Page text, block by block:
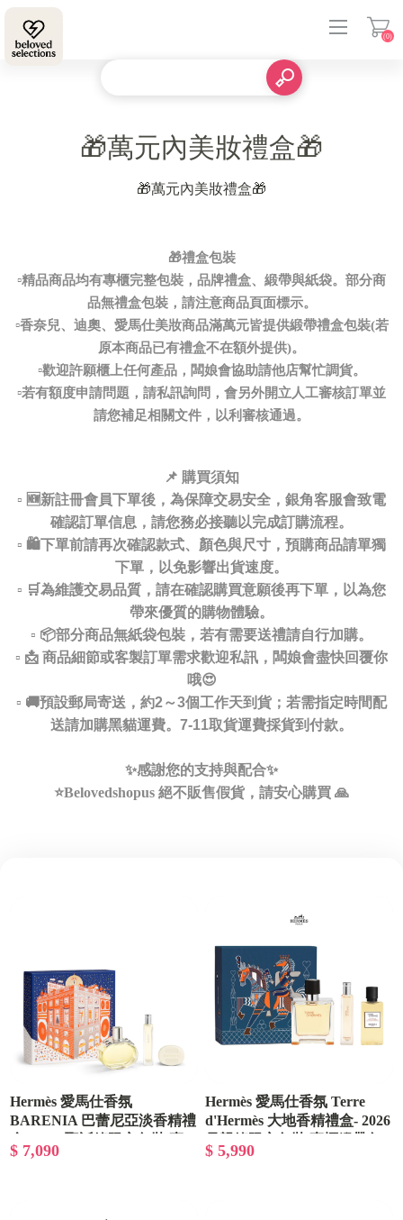
(0)
🎁萬元內美妝禮盒🎁
🎁萬元內美妝禮盒🎁
🎁禮盒包裝
▫️精品商品均有專櫃完整包裝，品牌禮盒、緞帶與紙袋。部分商
品無禮盒包裝，請注意商品頁面標示。
▫️香奈兒、迪奧、愛馬仕美妝商品滿萬元皆提供緞帶禮盒包裝(若
原本商品已有禮盒不在額外提供)。
▫️歡迎許願櫃上任何產品，闆娘會協助請他店幫忙調貨。
▫️若有額度申請問題，請私訊詢問，會另外開立人工審核訂單並
請您補足相關文件，以利審核通過。
📌 購買須知
▫️ 🆕新註冊會員下單後，為保障交易安全，銀角客服會致電
確認訂單信息，請您務必接聽以完成訂購流程。
▫️ 🛍️下單前請再次確認款式、顏色與尺寸，預購商品請單獨
下單，以免影響出貨速度。
▫️ 🛒為維護交易品質，請在確認購買意願後再下單，以為您
帶來優質的購物體驗。
▫️ 📦部分商品無紙袋包裝，若有需要送禮請自行加購。
▫️ 📩 商品細節或客製訂單需求歡迎私訊，闆娘會盡快回覆你
哦😍
▫️ 🚚預設郵局寄送，約2～3個工作天到貨；若需指定時間配
送請加購黑貓運費。7-11取貨運費採貨到付款。
✨感謝您的支持與配合✨
⭐️Belovedshopus 絕不販售假貨，請安心購買 🙏
Hermès 愛馬仕香氛
BARENIA 巴蕾尼亞淡香精禮
櫃緞帶包裝
$ 7,090
Hermès 愛馬仕香氛 Terre
d'Hermès 大地香精禮盒- 2026
裝
$ 5,990